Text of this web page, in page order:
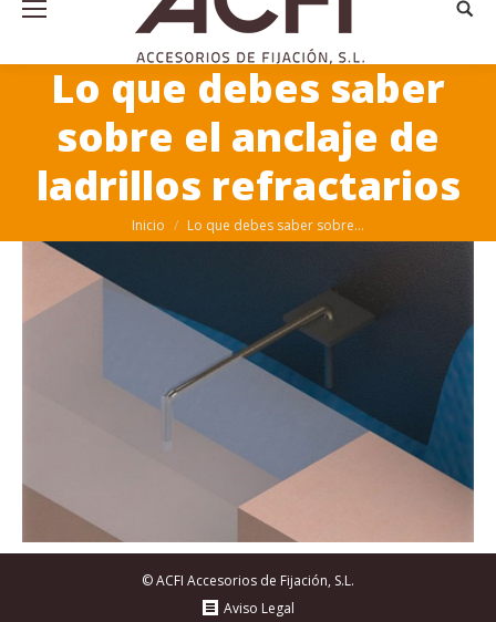
Lo que debes saber
sobre el anclaje de
ladrillos refractarios
Inicio Lo que debes saber sobre…
© ACFI Accesorios de Fijación, S.L.
Aviso Legal